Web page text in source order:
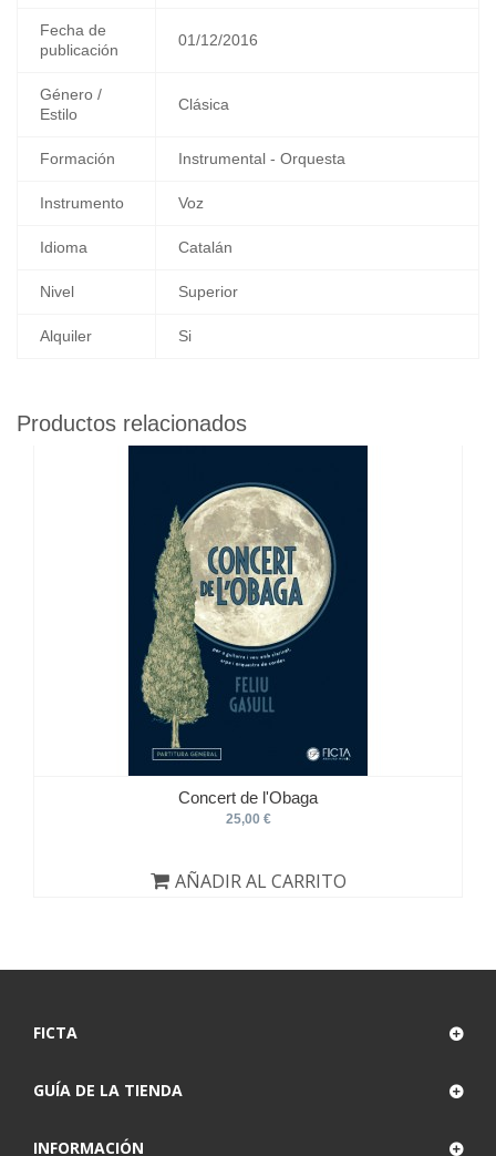
Fecha de
publicación
01/12/2016
Género /
Estilo
Clásica
Formación Instrumental - Orquesta
Instrumento Voz
Idioma Catalán
Nivel Superior
Alquiler Si
Productos relacionados
Concert de l'Obaga
25,00 €
AÑADIR AL CARRITO
FICTA
GUÍA DE LA TIENDA
INFORMACIÓN